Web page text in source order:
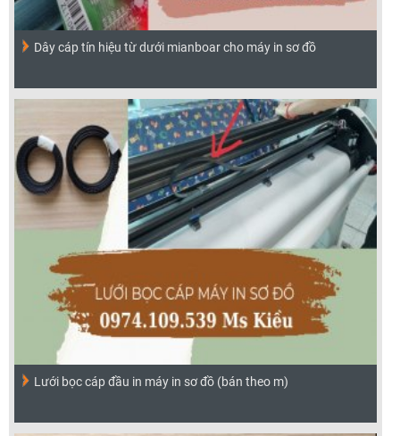
Dây cáp tín hiệu từ dưới mianboar cho máy in sơ đồ
Lưới bọc cáp đầu in máy in sơ đồ (bán theo m)